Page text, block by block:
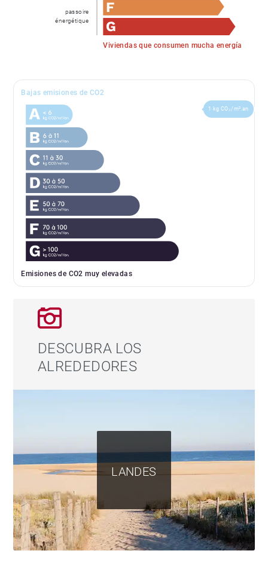
Viviendas que consumen mucha energía
passoire
énergétique
Bajas emisiones de CO2
Emisiones de CO2 muy elevadas
1 kg CO₂/m².an
DESCUBRA LOS
ALREDEDORES
LANDES